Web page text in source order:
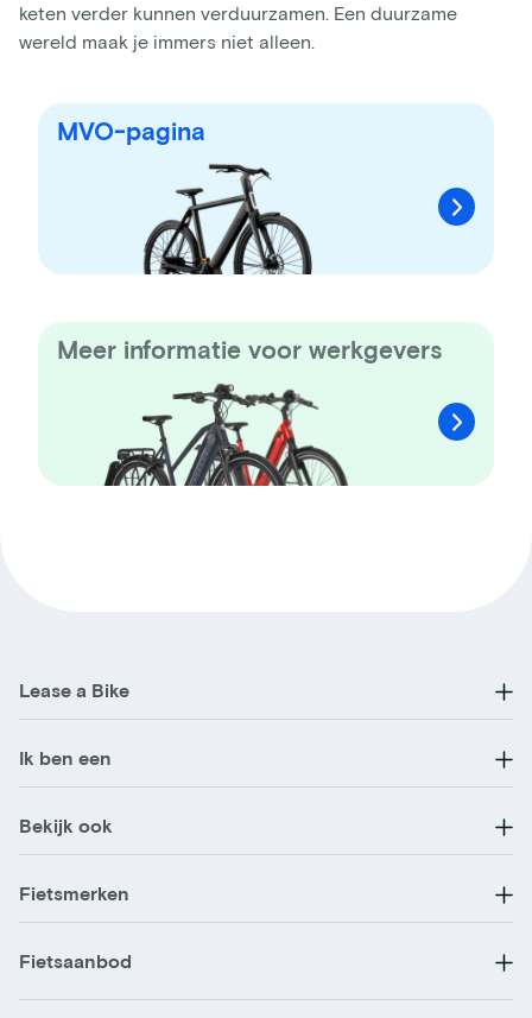
keten verder kunnen verduurzamen. Een duurzame
wereld maak je immers niet alleen.
MVO-pagina
Meer informatie voor werkgevers
Lease a Bike
Ik ben een
Bekijk ook
Fietsmerken
Fietsaanbod